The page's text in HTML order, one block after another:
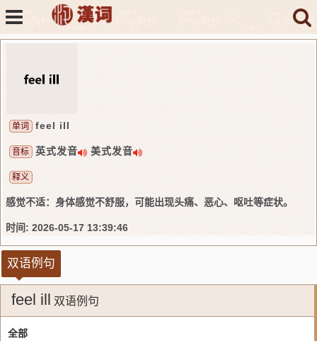
单词 feel ill
音标 英式发音 美式发音
释义
感觉不适：身体感觉不舒服，可能出现头痛、恶心、呕吐等症状。
时间: 2026-05-17 13:39:46
双语例句
feel ill 双语例句
全部